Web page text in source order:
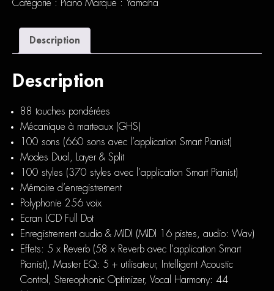
Catégorie : Piano Marque : Yamaha
Description
Description
88 touches pondérées
Mécanique à marteaux (GHS)
100 sons (660 sons avec l’application Smart Pianist)
Modes Dual, Layer & Split
100 styles (370 styles avec l’application Smart Pianist)
Mémoire d’enregistrement
Polyphonie 256 voix
Ecran LCD Full Dot
Enregistrement audio & MIDI (MIDI 16 pistes, audio: Wav)
Effets: 5 x Reverb (58 x Reverb avec l’application Smart
Pianist), Master EQ: 5 + utilisateur, Intelligent Acoustic
Control, Stereophonic Optimizer, Vocal Harmony: 44